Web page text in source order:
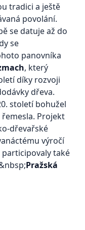
tradici a ještě
povolání.
se datuje až do
se
panovníka
, který
díky rozvoji
dřeva.
století bohužel
Projekt
dřevařské
výročí
také
Pražská